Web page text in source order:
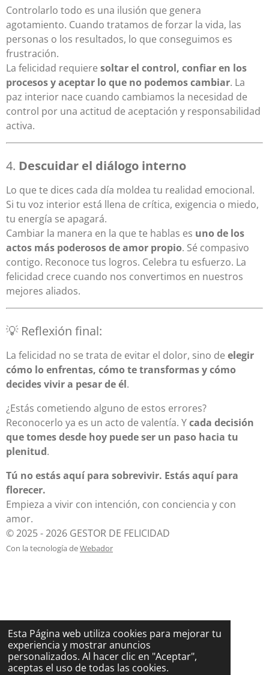
Esta Página web utiliza cookies para mejorar tu
experiencia y mostrar anuncios
personalizados. Al hacer clic en "Aceptar",
aceptas el uso de todas las cookies.
Controlarlo todo es una ilusión que genera
agotamiento. Cuando tratamos de forzar la vida, las
personas o los resultados, lo que conseguimos es
frustración.
La felicidad requiere soltar el control, confiar en los
procesos y aceptar lo que no podemos cambiar. La
paz interior nace cuando cambiamos la necesidad de
control por una actitud de aceptación y responsabilidad
activa.
4. Descuidar el diálogo interno
Lo que te dices cada día moldea tu realidad emocional.
Si tu voz interior está llena de crítica, exigencia o miedo,
tu energía se apagará.
Cambiar la manera en la que te hablas es uno de los
actos más poderosos de amor propio. Sé compasivo
contigo. Reconoce tus logros. Celebra tu esfuerzo. La
felicidad crece cuando nos convertimos en nuestros
mejores aliados.
💡 Reflexión final:
La felicidad no se trata de evitar el dolor, sino de elegir
cómo lo enfrentas, cómo te transformas y cómo
decides vivir a pesar de él.
¿Estás cometiendo alguno de estos errores?
Reconocerlo ya es un acto de valentía. Ycada decisión
que tomes desde hoy puede ser un paso hacia tu
plenitud.
Tú no estás aquí para sobrevivir. Estás aquí para
florecer.
Empieza a vivir con intención, con conciencia y con
amor.
© 2025 - 2026 GESTOR DE FELICIDAD
Con la tecnología deWebador